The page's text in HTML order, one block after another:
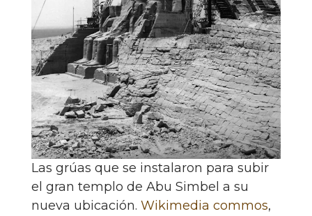
Las grúas que se instalaron para subir
el gran templo de Abu Simbel a su
nueva ubicación. Wikimedia commos,